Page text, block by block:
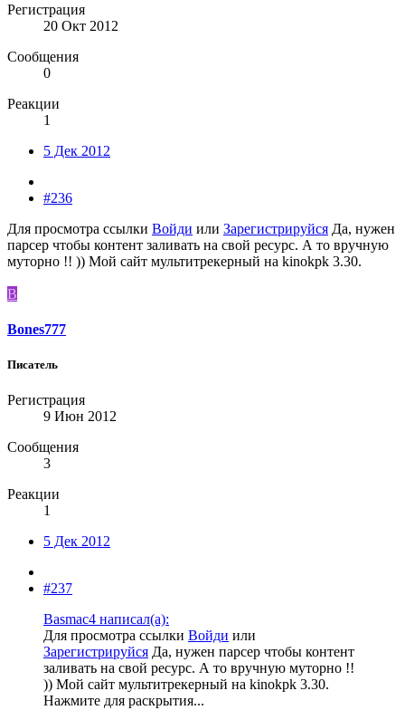
Регистрация
20 Окт 2012
Сообщения
0
Реакции
1
5 Дек 2012
#236
Для просмотра ссылки Войди или Зарегистрируйся Да, нужен
парсер чтобы контент заливать на свой ресурс. А то вручную
муторно !! )) Мой сайт мультитрекерный на kinokpk 3.30.
B
Bones777
Писатель
Регистрация
9 Июн 2012
Сообщения
3
Реакции
1
5 Дек 2012
#237
Basmac4 написал(а):
Для просмотра ссылки Войди или
Зарегистрируйся Да, нужен парсер чтобы контент
заливать на свой ресурс. А то вручную муторно !!
)) Мой сайт мультитрекерный на kinokpk 3.30.
Нажмите для раскрытия...